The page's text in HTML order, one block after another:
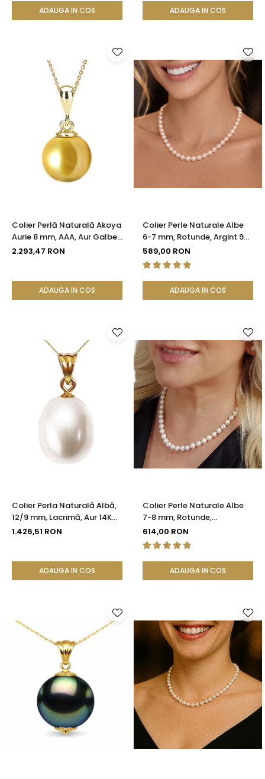
ADAUGA IN COS ADAUGA IN COS
Colier Perlă Naturală Akoya
Aurie 8 mm, AAA, Aur Galben
14K | KASKADDA®
2.293,47 RON
ADAUGA IN COS
Colier Perle Naturale Albe
6-7 mm, Rotunde, Argint 925
| KASKADDA®
589,00 RON
ADAUGA IN COS
Colier Perla Naturală Albă,
12/9 mm, Lacrimă, Aur 14K
(aur 585) | KASKADDA®
1.426,51 RON
ADAUGA IN COS
Colier Perle Naturale Albe
7-8 mm, Rotunde,
Închizătoare Argint 925 |
KASKADDA®
614,00 RON
ADAUGA IN COS